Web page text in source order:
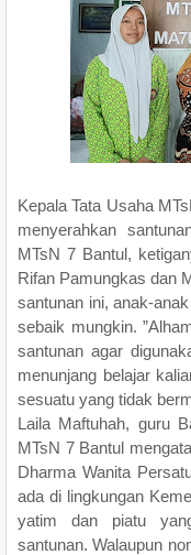
Kepala Tata Usaha
menyerahkan
MTsN 7 Bantul,
Rifan Pamungkas dan
santunan ini, anak-
sebaik mungkin.
santunan agar
menunjang belajar
sesuatu yang tidak
Laila Maftuhah, guru
MTsN 7 Bantul
Dharma Wanita
ada di lingkungan
yatim dan piatu
santunan. Walaupun